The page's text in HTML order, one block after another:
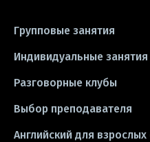
#школа #игры
#CV #резюме
#idioms #эссе
Групповые занятия
Индивидуальные занятия
Разговорные клубы
Выбор преподавателя
Английский для взрослых